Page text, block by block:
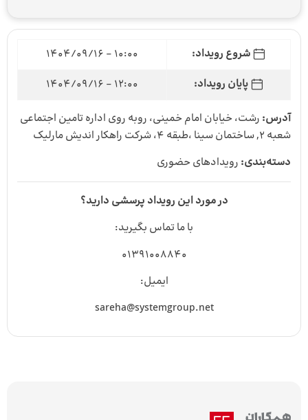
شروع رویداد:
10:00 - 1404/09/16
پایان رویداد:
12:00 - 1404/09/16
آدرس: رشت، خیابان امام خمینی، روبه روی اداره تامین اجتماعی
شعبه ۲, ساختمان سینا ،طبقه ۴، شرکت راهکار اندیش مارلیک
دسته‌بندی: رویدادهای حضوری
در مورد این رویداد پرسشی دارید؟
با ما تماس بگیرید:
01391008840
ایمیل:
sareha@systemgroup.net